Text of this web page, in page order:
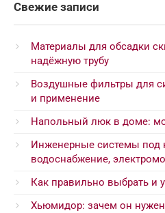
Свежие записи
Материалы для обсадки
надёжную трубу
Воздушные фильтры для
и применение
Напольный люк в доме:
Инженерные системы под
водоснабжение,
Как правильно выбрать и
Хьюмидор: зачем он